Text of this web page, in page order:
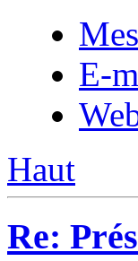
E-
Haut
Re: